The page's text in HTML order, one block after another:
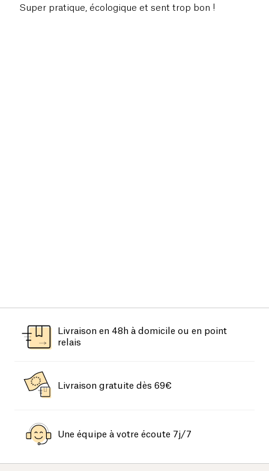
Super pratique, écologique et sent trop bon !
Livraison en 48h à domicile ou en point
relais
Livraison gratuite dès 69€
Une équipe à votre écoute 7j/7